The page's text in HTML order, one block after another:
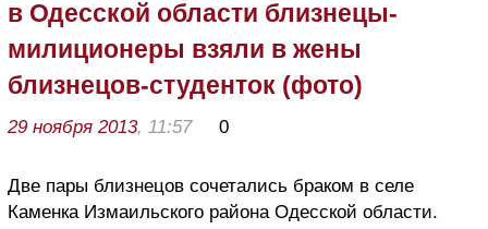
в Одесской области близнецы-
милиционеры взяли в жены
близнецов-студенток (фото)
29 ноября 2013, 11:57 0
Две пары близнецов сочетались браком в селе
Каменка Измаильского района Одесской области.